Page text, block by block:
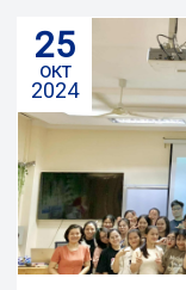
25
окт
2024